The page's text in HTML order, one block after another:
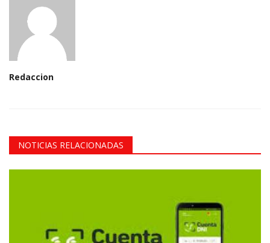
Redaccion
NOTICIAS RELACIONADAS